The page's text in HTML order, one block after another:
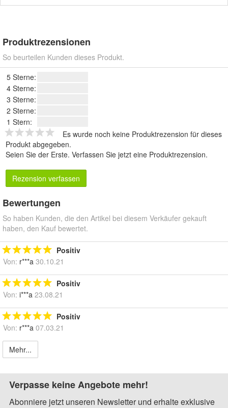
Produktrezensionen
So beurteilen Kunden dieses Produkt.
5 Sterne:
4 Sterne:
3 Sterne:
2 Sterne:
1 Stern:
Es wurde noch keine Produktrezension für dieses
Produkt abgegeben.
Seien Sie der Erste. Verfassen Sie jetzt eine Produktrezension.
Rezension verfassen
Bewertungen
So haben Kunden, die den Artikel bei diesem Verkäufer gekauft
haben, den Kauf bewertet.
Positiv
Von: r***a 30.10.21
Positiv
Von: i***a 23.08.21
Positiv
Von: r***a 07.03.21
Mehr...
Verpasse keine Angebote mehr!
Abonniere jetzt unseren Newsletter und erhalte exklusive